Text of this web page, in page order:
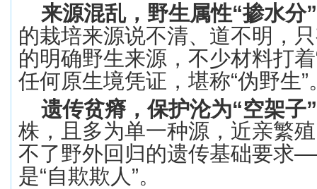
来源混乱，野生属性“掺水分”
的栽培来源说不清、道不明，
的明确野生来源，不少材料打着
任何原生境凭证，堪称“伪野生”
遗传贫瘠，保护沦为“空架子”
株，且多为单一种源，近亲繁
不了野外回归的遗传基础要求
是“自欺欺人”。